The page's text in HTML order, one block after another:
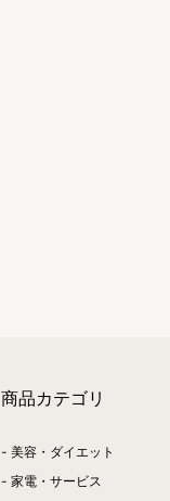
商品カテゴリ
美容・ダイエット
家電・サービス